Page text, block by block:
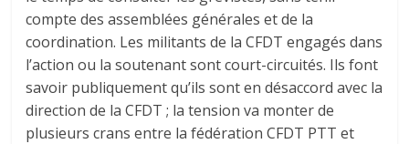
compte des assemblées générales et de la
coordination. Les militants de la CFDT engagés dans
l’action ou la soutenant sont court-circuités. Ils font
savoir publiquement qu’ils sont en désaccord avec la
direction de la CFDT ; la tension va monter de
plusieurs crans entre la fédération CFDT PTT et